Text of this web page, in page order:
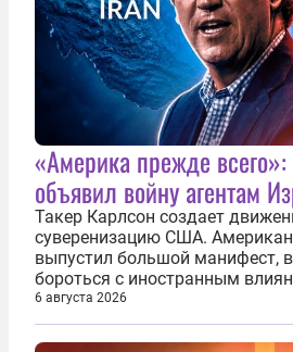
«Америка прежде
объявил войну агентам
Такер Карлсон создает
суверенизацию США.
выпустил большой манифест,
бороться с иностранным
первую очередь имея в виду
прекратить заморские войны,
репарации Ирану, остановить
6 августа 2026